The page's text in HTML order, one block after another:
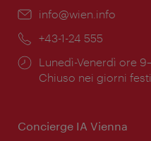
Email:
info@wien.info
Telefono:
+43-1-24 555
Orari
di
Lunedì-Venerdì ore
Chiuso nei giorni
Concierge IA Vienna